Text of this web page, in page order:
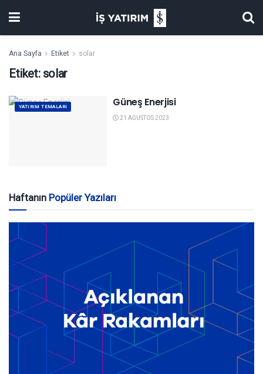
Ana Sayfa Etiket solar
Etiket: solar
YATIRIM TEMALARI Güneş Enerjisi
21 AĞUSTOS 2023
Haftanın Popüler Yazıları